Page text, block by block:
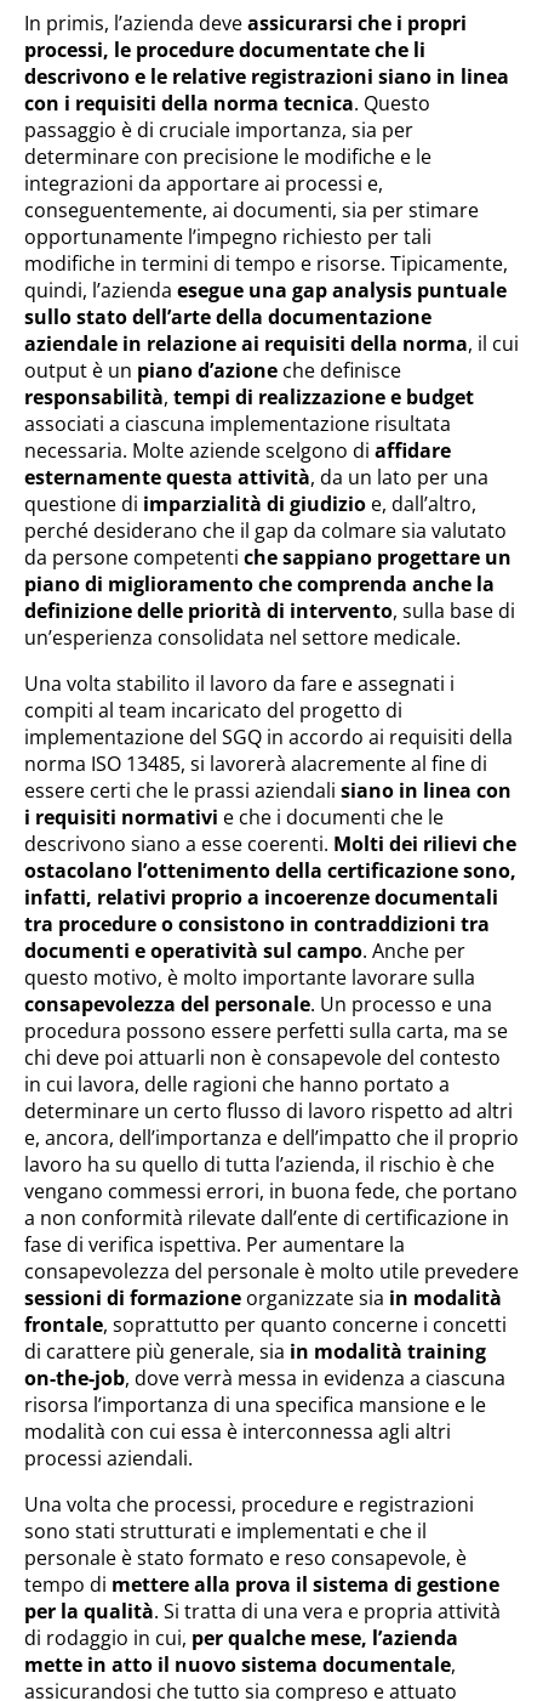
In primis, l’azienda deveassicurarsi che i propri
processi, le procedure documentate che li
descrivono e le relative registrazioni siano in linea
con i requisiti della norma tecnica. Questo
passaggio è di cruciale importanza, sia per
determinare con precisione le modifiche e le
integrazioni da apportare ai processi e,
conseguentemente, ai documenti, sia per stimare
opportunamente l’impegno richiesto per tali
modifiche in termini di tempo e risorse. Tipicamente,
quindi, l’azienda esegue una gap analysis puntuale
sullo stato dell’arte della documentazione
aziendale in relazione ai requisiti della norma, il cui
output è un piano d’azione che definisce
responsabilità, tempi di realizzazione e budget
associati a ciascuna implementazione risultata
necessaria. Molte aziende scelgono di affidare
esternamente questa attività, da un lato per una
questione di imparzialità di giudizio e, dall’altro,
perché desiderano che il gap da colmare sia valutato
da persone competenti che sappiano progettare un
piano di miglioramento che comprenda anche la
definizione delle priorità di intervento, sulla base di
un’esperienza consolidata nel settore medicale.
Una volta stabilito il lavoro da fare e assegnati i
compiti al team incaricato del progetto di
implementazione del SGQ in accordo ai requisiti della
norma ISO 13485, si lavorerà alacremente al fine di
essere certi che le prassi aziendali siano in linea con
i requisiti normativi e che i documenti che le
descrivono siano a esse coerenti. Molti dei rilievi che
ostacolano l’ottenimento della certificazione sono,
infatti, relativi proprio a incoerenze documentali
tra procedure o consistono in contraddizioni tra
documenti e operatività sul campo. Anche per
questo motivo, è molto importante lavorare sulla
consapevolezza del personale. Un processo e una
procedura possono essere perfetti sulla carta, ma se
chi deve poi attuarli non è consapevole del contesto
in cui lavora, delle ragioni che hanno portato a
determinare un certo flusso di lavoro rispetto ad altri
e, ancora, dell’importanza e dell’impatto che il proprio
lavoro ha su quello di tutta l’azienda, il rischio è che
vengano commessi errori, in buona fede, che portano
a non conformità rilevate dall’ente di certificazione in
fase di verifica ispettiva. Per aumentare la
consapevolezza del personale è molto utile prevedere
sessioni di formazione organizzate sia in modalità
frontale, soprattutto per quanto concerne i concetti
di carattere più generale, sia in modalità training
on-the-job, dove verrà messa in evidenza a ciascuna
risorsa l’importanza di una specifica mansione e le
modalità con cui essa è interconnessa agli altri
processi aziendali.
Una volta che processi, procedure e registrazioni
sono stati strutturati e implementati e che il
personale è stato formato e reso consapevole, è
tempo di mettere alla prova il sistema di gestione
per la qualità. Si tratta di una vera e propria attività
di rodaggio in cui, per qualche mese, l’azienda
mette in atto il nuovo sistema documentale,
assicurandosi che tutto sia compreso e attuato